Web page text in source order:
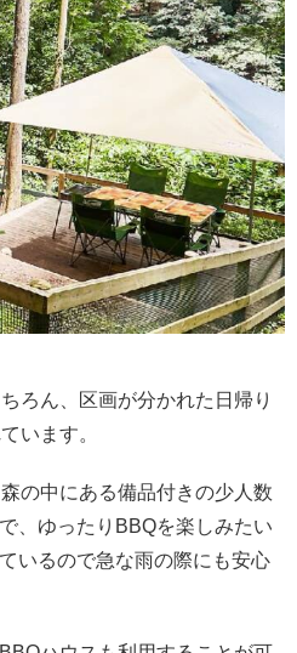
ろん、区画が分かれた日帰り
います。
の中にある備品付きの少人数
、ゆったりBBQを楽しみたい
いるので急な雨の際にも安心